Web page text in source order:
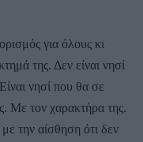
για όλους κι
της. Δεν είναι νησί
νησί που θα σε
Με τον χαρακτήρα της.
την αίσθηση ότι δεν